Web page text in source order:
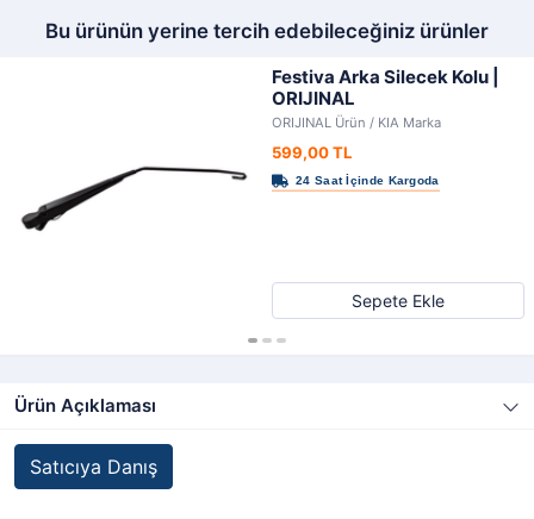
Bu ürünün yerine tercih edebileceğiniz ürünler
Festiva Arka Silecek Kolu |
ORIJINAL
ORIJINAL Ürün / KIA Marka
599,00 TL
Sepete Ekle
Ürün Açıklaması
Satıcıya Danış